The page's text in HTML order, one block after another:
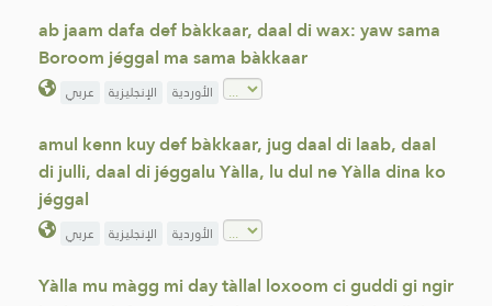
ab jaam dafa def bàkkaar, daal di wax: yaw sama
Boroom jéggal ma sama bàkkaar
عربي الإنجليزية الأوردية
amul kenn kuy def bàkkaar, jug daal di laab, daal
di julli, daal di jéggalu Yàlla, lu dul ne Yàlla dina ko
jéggal
عربي الإنجليزية الأوردية
Yàlla mu màgg mi day tàllal loxoom ci guddi gi ngir